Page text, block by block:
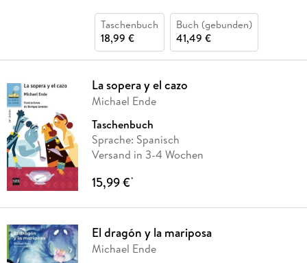
Taschenbuch
18,99 €
Buch (gebunden)
41,49 €
La sopera y el cazo
Michael Ende
Taschenbuch
Sprache: Spanisch
Versand in 3-4 Wochen
15,99 €*
El dragón y la mariposa
Michael Ende